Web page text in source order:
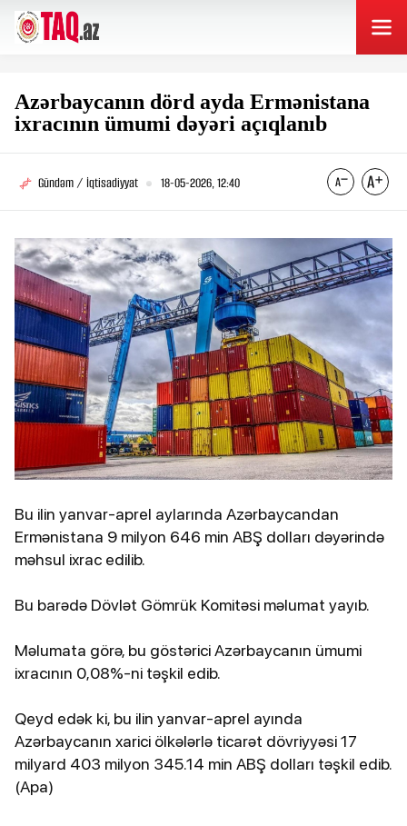
Azərbaycanın dörd ayda Ermənistana
ixracının ümumi dəyəri açıqlanıb
Gündəm / İqtisadiyyat 18-05-2026, 12:40
Bu ilin yanvar-aprel aylarında Azərbaycandan
Ermənistana 9 milyon 646 min ABŞ dolları dəyərində
məhsul ixrac edilib.
Bu barədə Dövlət Gömrük Komitəsi məlumat yayıb.
Məlumata görə, bu göstərici Azərbaycanın ümumi
ixracının 0,08%-ni təşkil edib.
Qeyd edək ki, bu ilin yanvar-aprel ayında
Azərbaycanın xarici ölkələrlə ticarət dövriyyəsi 17
milyard 403 milyon 345.14 min ABŞ dolları təşkil edib.
(Apa)